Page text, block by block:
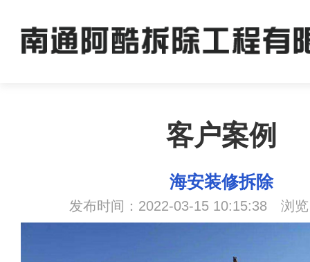
客户案例
海安装修拆除
发布时间：2022-03-15 10:15:38 浏览